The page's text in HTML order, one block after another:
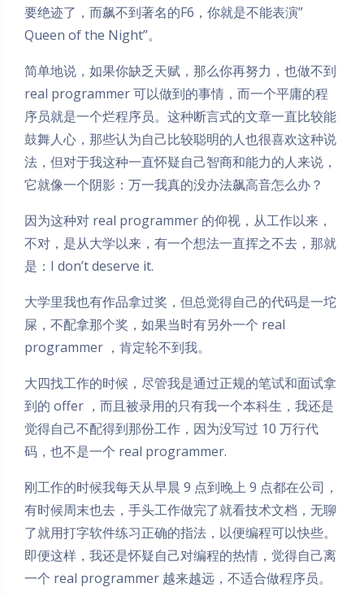
要绝迹了，而飙不到著名的F6，你就是不能表演”
Queen of the Night”。
简单地说，如果你缺乏天赋，那么你再努力，也做不到
real programmer 可以做到的事情，而一个平庸的程
序员就是一个烂程序员。这种断言式的文章一直比较能
鼓舞人心，那些认为自己比较聪明的人也很喜欢这种说
法，但对于我这种一直怀疑自己智商和能力的人来说，
它就像一个阴影：万一我真的没办法飙高音怎么办？
因为这种对 real programmer 的仰视，从工作以来，
不对，是从大学以来，有一个想法一直挥之不去，那就
是：I don’t deserve it.
大学里我也有作品拿过奖，但总觉得自己的代码是一坨
屎，不配拿那个奖，如果当时有另外一个 real
programmer ，肯定轮不到我。
大四找工作的时候，尽管我是通过正规的笔试和面试拿
到的 offer ，而且被录用的只有我一个本科生，我还是
觉得自己不配得到那份工作，因为没写过 10 万行代
码，也不是一个 real programmer.
刚工作的时候我每天从早晨 9 点到晚上 9 点都在公司，
有时候周末也去，手头工作做完了就看技术文档，无聊
了就用打字软件练习正确的指法，以便编程可以快些。
即便这样，我还是怀疑自己对编程的热情，觉得自己离
一个 real programmer 越来越远，不适合做程序员。